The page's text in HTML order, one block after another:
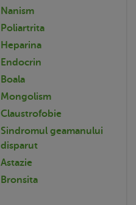
Nanism
Poliartrita
Heparina
Endocrin
Boala
Mongolism
Claustrofobie
Sindromul geamanului
disparut
Astazie
Bronsita